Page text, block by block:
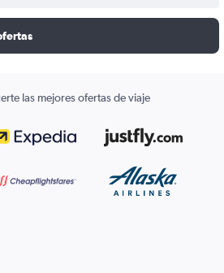
las mejores ofertas de viaje